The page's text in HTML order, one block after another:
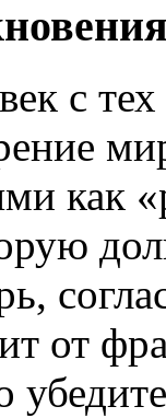
с
как
от